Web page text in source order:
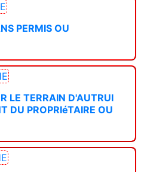
PERMIS OU
LE TERRAIN D'AUTRUI
DU PROPRIéTAIRE OU